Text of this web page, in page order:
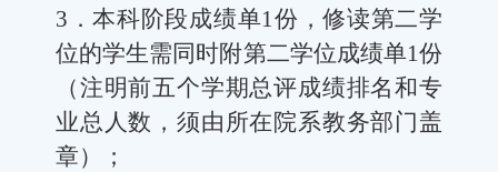
3 ．本科阶段成绩单1份，修读第二学
位的学生需同时附第二学位成绩单1份
（注明前五个学期总评成绩排名和专
业总人数，须由所在院系教务部门盖
章）；